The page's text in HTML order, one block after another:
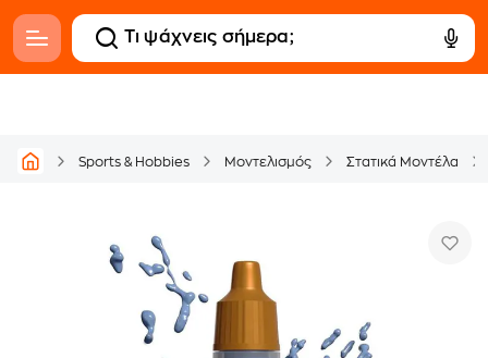
Sports & Hobbies Μοντελισμός Στατικά Μοντέλα